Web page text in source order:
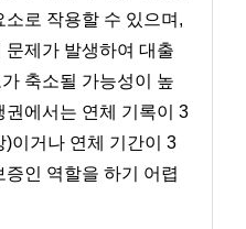
로 작용할 수 있으며,
제가 발생하여 대출
축소될 가능성이 높
권에서는 연체 기록이 3
)이거나 연체 기간이 3
인 역할을 하기 어렵